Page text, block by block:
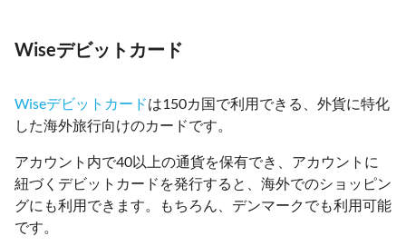
Wiseデビットカード
Wiseデビットカードは150カ国で利用できる、外貨に特化
した海外旅行向けのカードです。
アカウント内で40以上の通貨を保有でき、アカウントに
紐づくデビットカードを発行すると、海外でのショッピン
グにも利用できます。もちろん、デンマークでも利用可能
です。